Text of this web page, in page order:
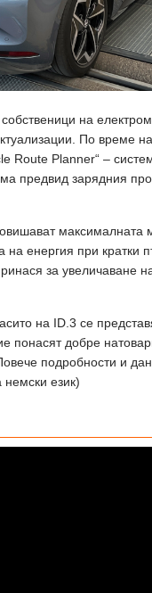
на
По време
Route Planner“ –
предвид зарядния
на енергия при кратки
за увеличаване
на ID.3 се
понасят добре
подробности и
език)